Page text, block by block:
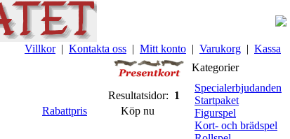
Villkor| Kontakta oss | Mitt konto | Varukorg | Kassa
Resultatsidor: 1
Rabattpris Köp nu
Kategorier
Specialerbjudanden
Startpaket
Figurspel
Kort- och brädspel